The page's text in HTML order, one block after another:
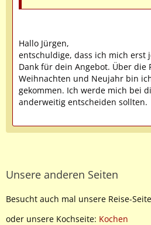
Hallo Jürgen,
entschuldige, dass ich mich erst
Dank für dein Angebot. Über die
Weihnachten und Neujahr bin
gekommen. Ich werde mich bei
anderweitig entscheiden sollten.
Unsere anderen Seiten
Besucht auch mal unsere Reise-
oder unsere Kochseite: Kochen